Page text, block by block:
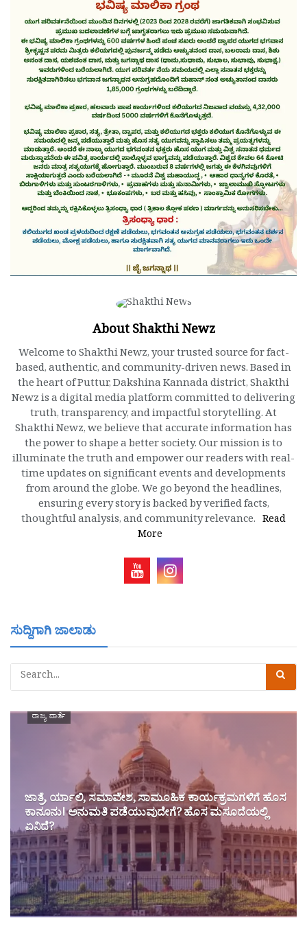
About Shakthi Newz
Welcome to Shakthi Newz, your trusted source for fact-
based, authentic, and community-driven news. Based in
the heart of Puttur, Dakshina Kannada district, Shakthi
Newz is a digital media platform committed to delivering
truth, transparency, and impactful storytelling. At
Shakthi Newz, we believe that accurate information has
the power to shape a better society. Our mission is to
illuminate the truth and empower our readers with real-
time updates on significant events and developments
from around the globe. We go beyond the headlines,
ensuring every story is backed by verified facts,
thoughtful analysis, and community relevance. Read
More
ಸುದ್ದಿಗಾಗಿ ಜಾಲಾಡು
ರಾಜ್ಯ ವಾರ್ತೆ
ಜಾತ್ರೆ, ರ್ಯಾಲಿ, ಸಮಾವೇಶ, ಸಾಮೂಹಿಕ ಕಾರ್ಯಕ್ರಮಗಳಿಗೆ ಹೊಸ
ಕಾನೂನು! ಅನುಮತಿ ಪಡೆಯುವುದೇಗೆ? ಹೊಸ ಮಸೂದೆಯಲ್ಲಿ
ಏನಿದೆ?